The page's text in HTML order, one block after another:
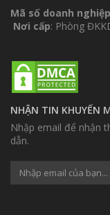
Mã số doanh nghiệp
Nơi cấp: Phòng
NHẬN TIN KHUYẾN
Nhập email để nhận
dẫn.